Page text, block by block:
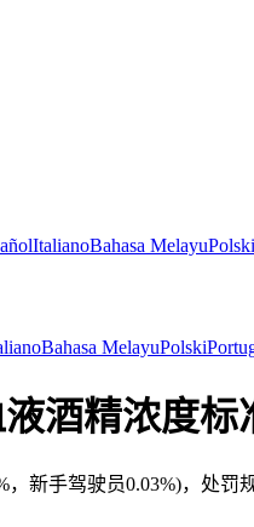
ItalianoBahasa MelayuPolski
Bahasa MelayuPolski
酒精浓度
新手驾驶员0.03%)，处罚